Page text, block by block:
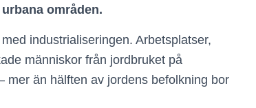
områden.
industrialiseringen. Arbetsplatser,
människor från jordbruket på
mer än hälften av jordens befolkning bor